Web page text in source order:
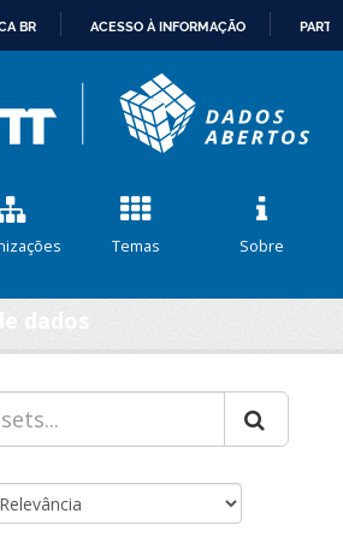
CONTEÚDO
BR ACESSO À INFORMAÇÃO
Temas Sobre